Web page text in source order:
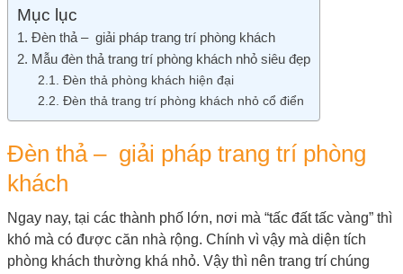
Mục lục
Đèn thả – giải pháp trang trí phòng khách
Mẫu đèn thả trang trí phòng khách nhỏ siêu đẹp
Đèn thả phòng khách hiện đại
Đèn thả trang trí phòng khách nhỏ cổ điển
Đèn thả – giải pháp trang trí phòng
khách
Ngay nay, tại các thành phố lớn, nơi mà “tấc đất tấc vàng” thì
khó mà có được căn nhà rộng. Chính vì vậy mà diện tích
phòng khách thường khá nhỏ. Vậy thì nên trang trí chúng